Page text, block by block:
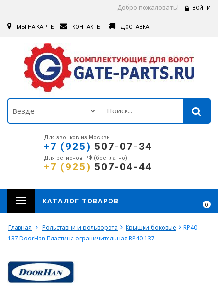
Добро пожаловать! ВОЙТИ
МЫ НА КАРТЕ КОНТАКТЫ ДОСТАВКА
Для звонков из Москвы
+7 (925) 507-07-34
Для регионов РФ (бесплатно)
+7 (925) 507-04-44
0
КАТАЛОГ ТОВАРОВ
Главная Рольставни и рольворота Крышки боковые
RP40-
137 DoorHan Пластина ограничительная RP40-137